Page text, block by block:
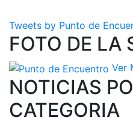
Tweets by Punto de
FOTO DE LA
Ver
NOTICIAS
CATEGORIA